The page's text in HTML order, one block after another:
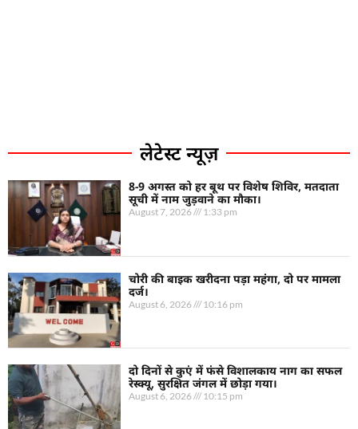
लेटेस्ट न्यूज़
8-9 अगस्त को हर बूथ पर विशेष शिविर, मतदाता
सूची में नाम जुड़वाने का मौका।
August 7, 2026 1:33 pm
चोरी की बाइक खरीदना पड़ा महंगा, दो पर मामला
दर्ज।
August 6, 2026 10:16 pm
दो दिनों से कुएं में फंसे विशालकाय नाग का सफल
रेस्क्यू, सुरक्षित जंगल में छोड़ा गया।
August 6, 2026 10:15 pm